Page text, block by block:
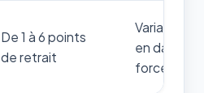
De 1 à 6 points
de retrait
Variable
en danger
forces de